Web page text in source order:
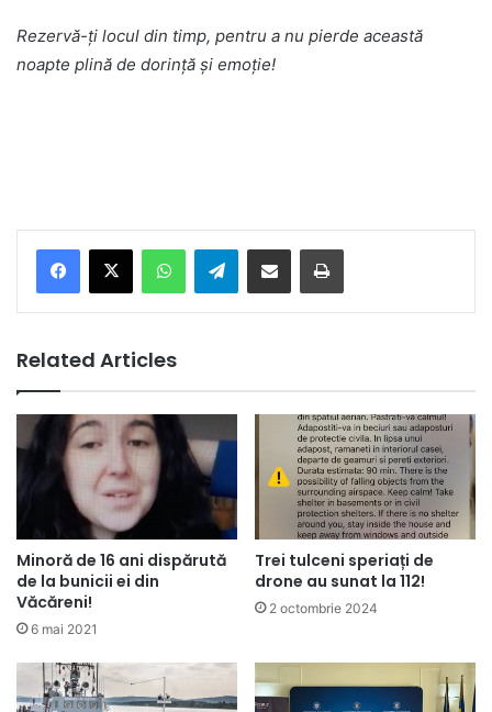
Rezervă-ți locul din timp, pentru a nu pierde această
noapte plină de dorință și emoție!
Telegram
Related Articles
Minoră de 16 ani dispărută
de la bunicii ei din
Văcăreni!
6 mai 2021
Trei tulceni speriați de
drone au sunat la 112!
2 octombrie 2024